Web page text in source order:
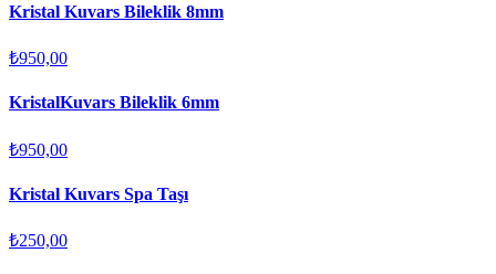
Kristal Kuvars Bileklik 8mm
₺950,00
KristalKuvars Bileklik 6mm
₺950,00
Kristal Kuvars Spa Taşı
₺250,00